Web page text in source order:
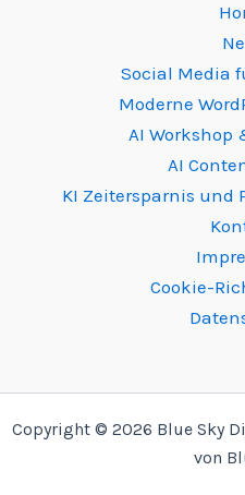
Social Media
Moderne
AI Workshop
AI
KI Zeitersparnis und
Cookie-
Copyright © 2026 Blue Sky
von